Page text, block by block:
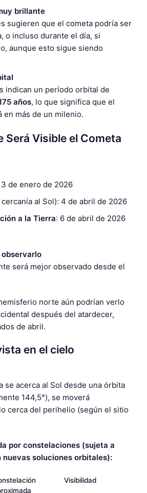
brillante
sugieren que el cometa podría ser
o incluso durante el día, si
aunque esto sigue siendo
indican un período orbital de
años, lo que significa que el
en más de un milenio.
Será Visible el Cometa
de enero de 2026
cercanía al Sol): 4 de abril de 2026
a la Tierra: 6 de abril de 2026
será mejor observado desde el
norte aún podrían verlo
después del atardecer,
de abril.
en el cielo
se acerca al Sol desde una órbita
144,5°), se moverá
cerca del perihelio (según el sitio
por constelaciones (sujeta a
soluciones orbitales):
Visibilidad